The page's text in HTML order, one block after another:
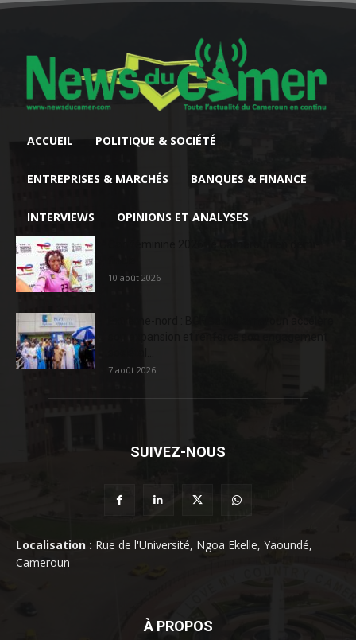
ACCUEIL POLITIQUE & SOCIÉTÉ
ENTREPRISES & MARCHÉS BANQUES & FINANCE
INTERVIEWS OPINIONS ET ANALYSES
10 août 2026
7 août 2026
SUIVEZ-NOUS
Localisation : Rue de l'Université, Ngoa Ekelle, Yaoundé,
Cameroun
À PROPOS